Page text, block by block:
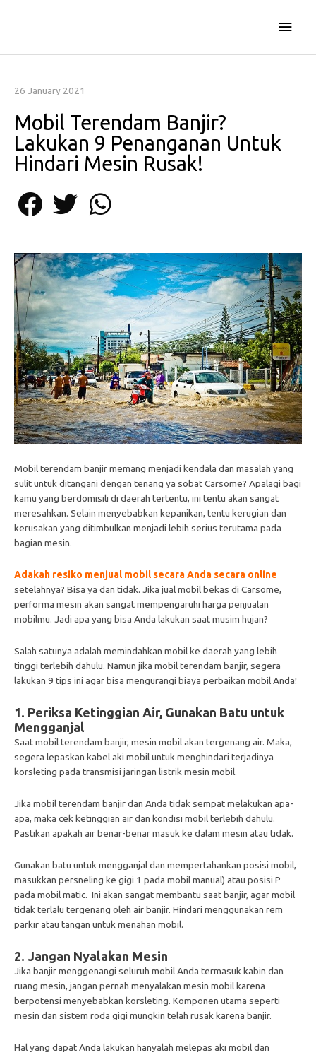
26 January 2021
Mobil Terendam Banjir?
Lakukan 9 Penanganan Untuk
Hindari Mesin Rusak!
Mobil terendam banjir memang menjadi kendala dan masalah yang
sulit untuk ditangani dengan tenang ya sobat Carsome? Apalagi bagi
kamu yang berdomisili di daerah tertentu, ini tentu akan sangat
meresahkan. Selain menyebabkan kepanikan, tentu kerugian dan
kerusakan yang ditimbulkan menjadi lebih serius terutama pada
bagian mesin.
Adakah resiko menjual mobil secara Anda secara online
setelahnya? Bisa ya dan tidak. Jika jual mobil bekas di Carsome,
performa mesin akan sangat mempengaruhi harga penjualan
mobilmu. Jadi apa yang bisa Anda lakukan saat musim hujan?
Salah satunya adalah memindahkan mobil ke daerah yang lebih
tinggi terlebih dahulu. Namun jika mobil terendam banjir, segera
lakukan 9 tips ini agar bisa mengurangi biaya perbaikan mobil Anda!
1. Periksa Ketinggian Air, Gunakan Batu untuk
Mengganjal
Saat mobil terendam banjir, mesin mobil akan tergenang air. Maka,
segera lepaskan kabel aki mobil untuk menghindari terjadinya
korsleting pada transmisi jaringan listrik mesin mobil.
Jika mobil terendam banjir dan Anda tidak sempat melakukan apa-
apa, maka cek ketinggian air dan kondisi mobil terlebih dahulu.
Pastikan apakah air benar-benar masuk ke dalam mesin atau tidak.
Gunakan batu untuk mengganjal dan mempertahankan posisi mobil,
masukkan persneling ke gigi 1 pada mobil manual) atau posisi P
pada mobil matic. Ini akan sangat membantu saat banjir, agar mobil
tidak terlalu tergenang oleh air banjir. Hindari menggunakan rem
parkir atau tangan untuk menahan mobil.
2. Jangan Nyalakan Mesin
Jika banjir menggenangi seluruh mobil Anda termasuk kabin dan
ruang mesin, jangan pernah menyalakan mesin mobil karena
berpotensi menyebabkan korsleting. Komponen utama seperti
mesin dan sistem roda gigi mungkin telah rusak karena banjir.
Hal yang dapat Anda lakukan hanyalah melepas aki mobil dan